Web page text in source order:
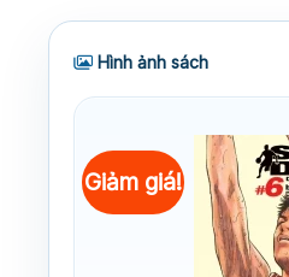
Hình ảnh sách
Giảm giá!